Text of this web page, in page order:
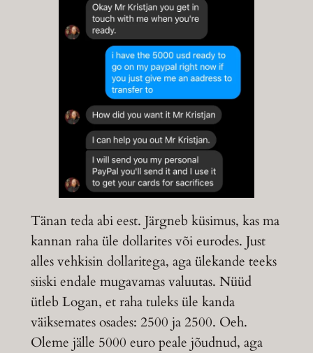
Tänan teda abi eest. Järgneb küsimus, kas ma
kannan raha üle dollarites või eurodes. Just
alles vehkisin dollaritega, aga ülekande teeks
siiski endale mugavamas valuutas. Nüüd
ütleb Logan, et raha tuleks üle kanda
väiksemates osades: 2500 ja 2500. Oeh.
Oleme jälle 5000 euro peale jõudnud, aga